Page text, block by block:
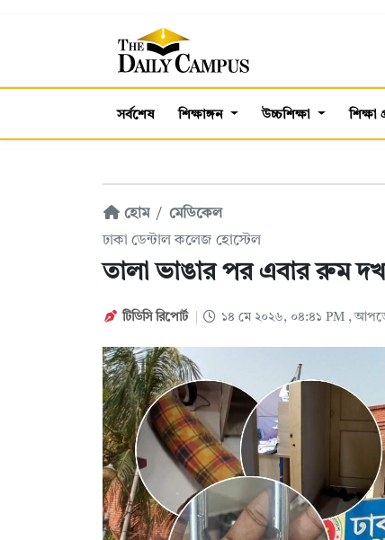
সর্বশেষ শিক্ষাঙ্গন উচ্চশিক্ষা শিক্ষা
হোম
মেডিকেল
ঢাকা ডেন্টাল কলেজ হোস্টেল
তালা ভাঙার পর এবার রুম
টিডিসি রিপোর্ট ১৪ মে ২০২৬, ০৪:৪১ PM ,